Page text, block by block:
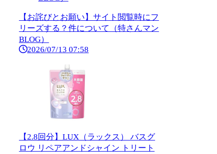
【お詫びとお願い】サイト閲覧時にフ
リーズする？件について（特さんマン
BLOG）
2026/07/13 07:58
【2.8回分】LUX（ラックス） バスグ
ロウ リペアアンドシャイン トリート